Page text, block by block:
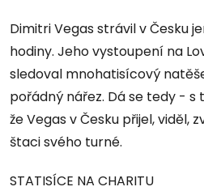
Dimitri Vegas strávil v Česku
hodiny. Jeho vystoupení na
sledoval mnohatisícový
pořádný nářez. Dá se tedy -
že Vegas v Česku přijel, viděl,
štaci svého turné.
STATISÍCE NA CHARITU